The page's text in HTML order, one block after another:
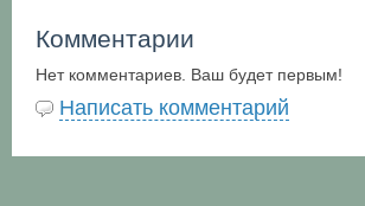
Комментарии
Нет комментариев. Ваш будет первым!
Написать комментарий